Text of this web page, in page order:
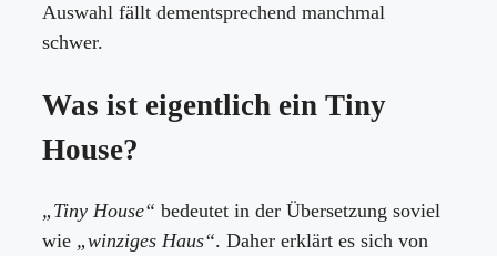
Auswahl fällt dementsprechend manchmal
schwer.
Was ist eigentlich ein Tiny
House?
„Tiny House“ bedeutet in der Übersetzung soviel
wie „winziges Haus“. Daher erklärt es sich von